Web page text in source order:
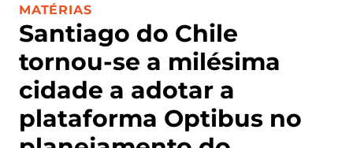
Santiago do Chile
tornou-se a milésima
cidade a adotar a
plataforma Optibus no
CATEGORIA:
MATÉRIAS